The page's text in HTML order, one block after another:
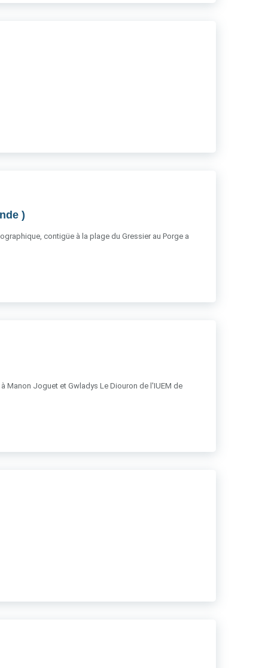
)
contigüe à la plage du Gressier au Porge a
Manon Joguet et Gwladys Le Diouron de l'IUEM de